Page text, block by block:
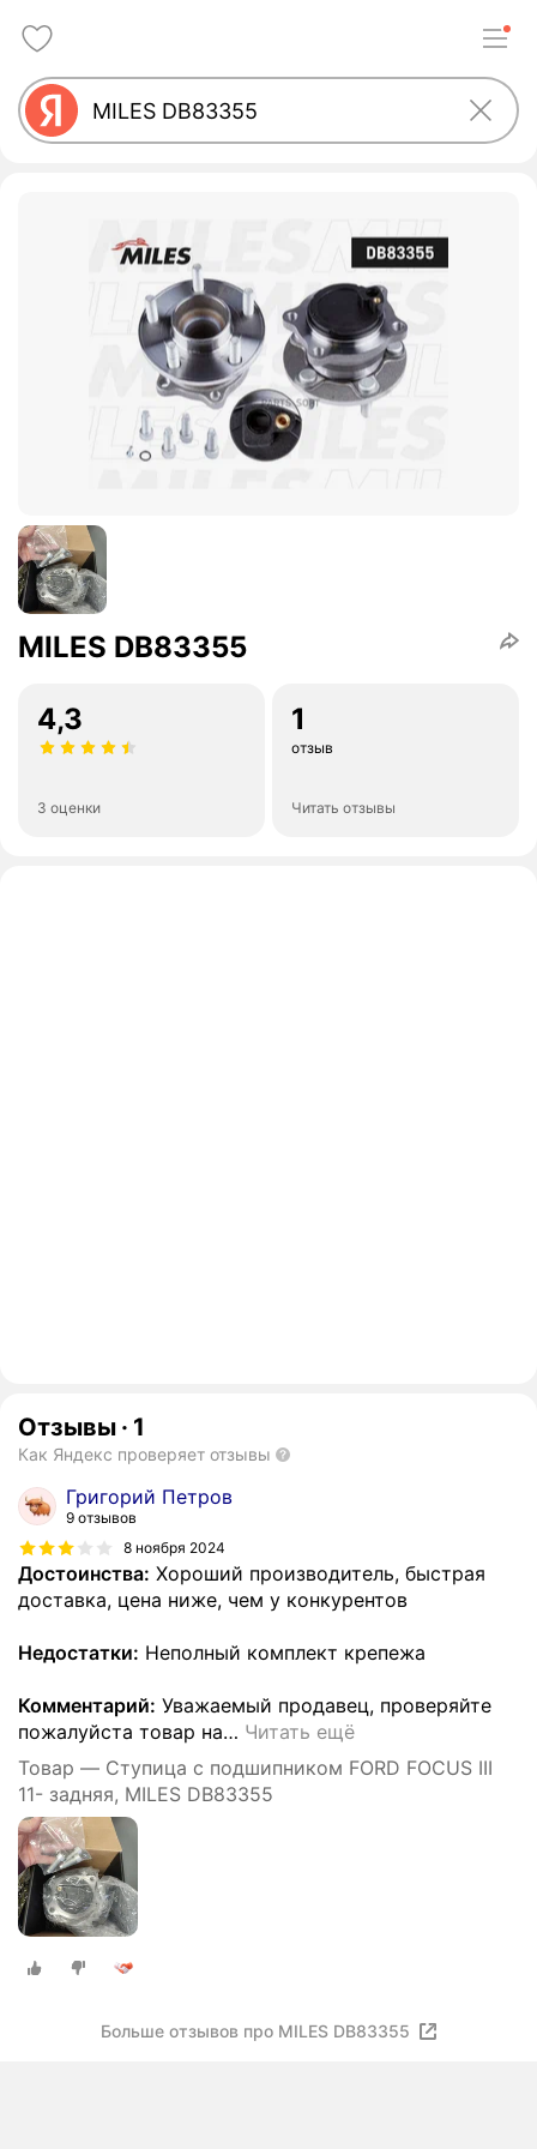
MILES DB83355
4,3
3 оценки
1
отзыв
Читать отзывы
Отзывы · 1
Как Яндекс проверяет отзывы
Григорий Петров
9 отзывов
8 ноября 2024
Достоинства: Хороший производитель, быстрая
доставка, цена ниже, чем у конкурентов
Недостатки: Неполный комплект крепежа
Комментарий: Уважаемый продавец, проверяйте
пожалуйста товар на… Читать ещё
Товар — Ступица с подшипником FORD FOCUS III
11- задняя, MILES DB83355
Больше отзывов про MILES DB83355